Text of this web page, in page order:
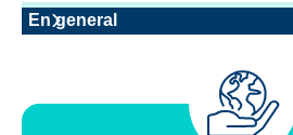
En general